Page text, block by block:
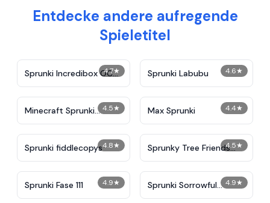
Entdecke andere aufregende
Spieletitel
4.7★
Sprunki Incredibox OC
Maker
4.6★
Sprunki Labubu
4.5★
Minecraft Sprunki
Incredibox
4.4★
Max Sprunki
4.8★
Sprunki fiddlecopys 4.5★
Sprunky Tree Friends
Re-Natured
4.9★
Sprunki Fase 111 4.9★
Sprunki Sorrowful
Demises